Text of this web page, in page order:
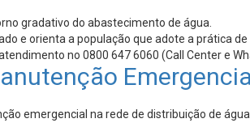
gradativo do abastecimento de água.
e orienta a população que adote a prática
no 0800 647 6060 (Call Center e
emergencial na rede de distribuição de